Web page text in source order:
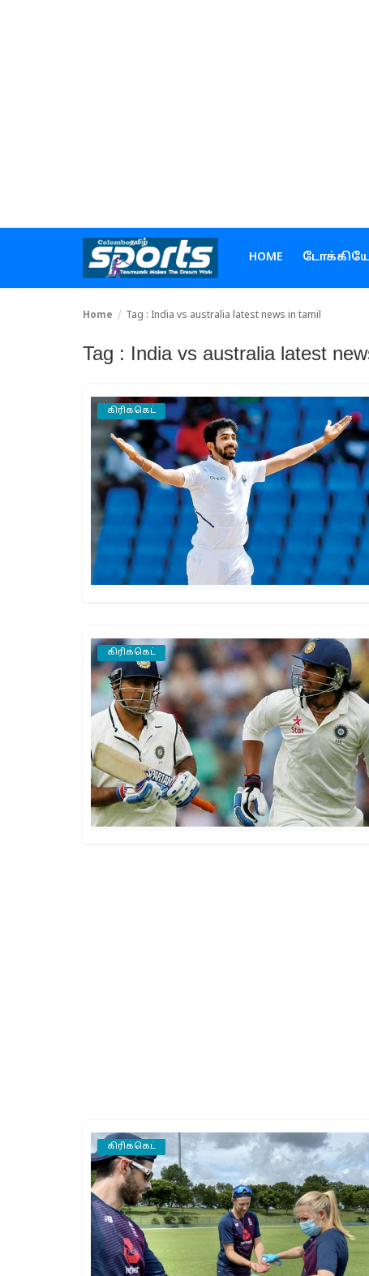
HOME
ஹாக்கி
Home Tag : India vs australia latest news in tamil
Tag : India vs australia latest
கிரிக்கெட்
கிரிக்கெட்
கிரிக்கெட்